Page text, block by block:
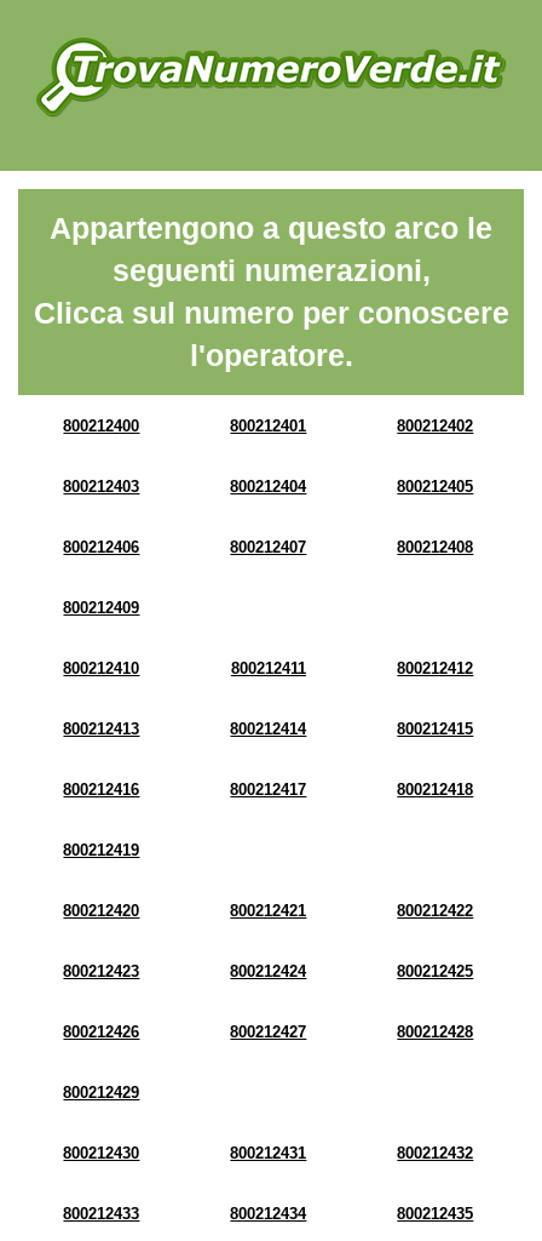
Appartengono a questo arco le
seguenti numerazioni,
Clicca sul numero per conoscere
l'operatore.
800212400 800212401 800212402
800212403 800212404 800212405
800212406 800212407 800212408
800212409
800212410 800212411 800212412
800212413 800212414 800212415
800212416 800212417 800212418
800212419
800212420 800212421 800212422
800212423 800212424 800212425
800212426 800212427 800212428
800212429
800212430 800212431 800212432
800212433 800212434 800212435